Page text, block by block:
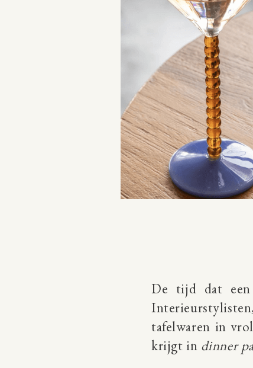
De tijd dat een
tafelwaren in
krijgt in dinner